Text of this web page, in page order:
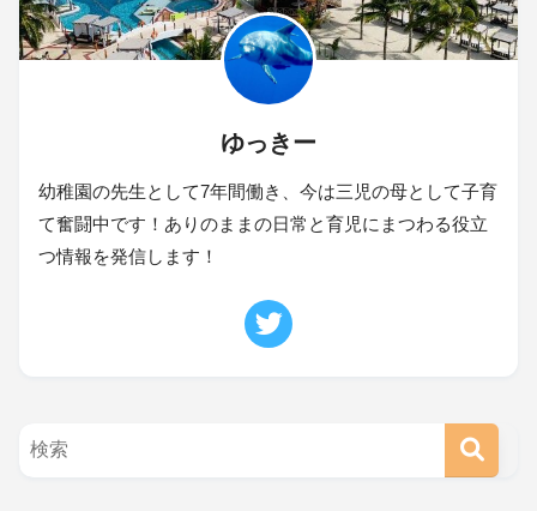
ゆっきー
幼稚園の先生として7年間働き、今は三児の母として子育
て奮闘中です！ありのままの日常と育児にまつわる役立
つ情報を発信します！